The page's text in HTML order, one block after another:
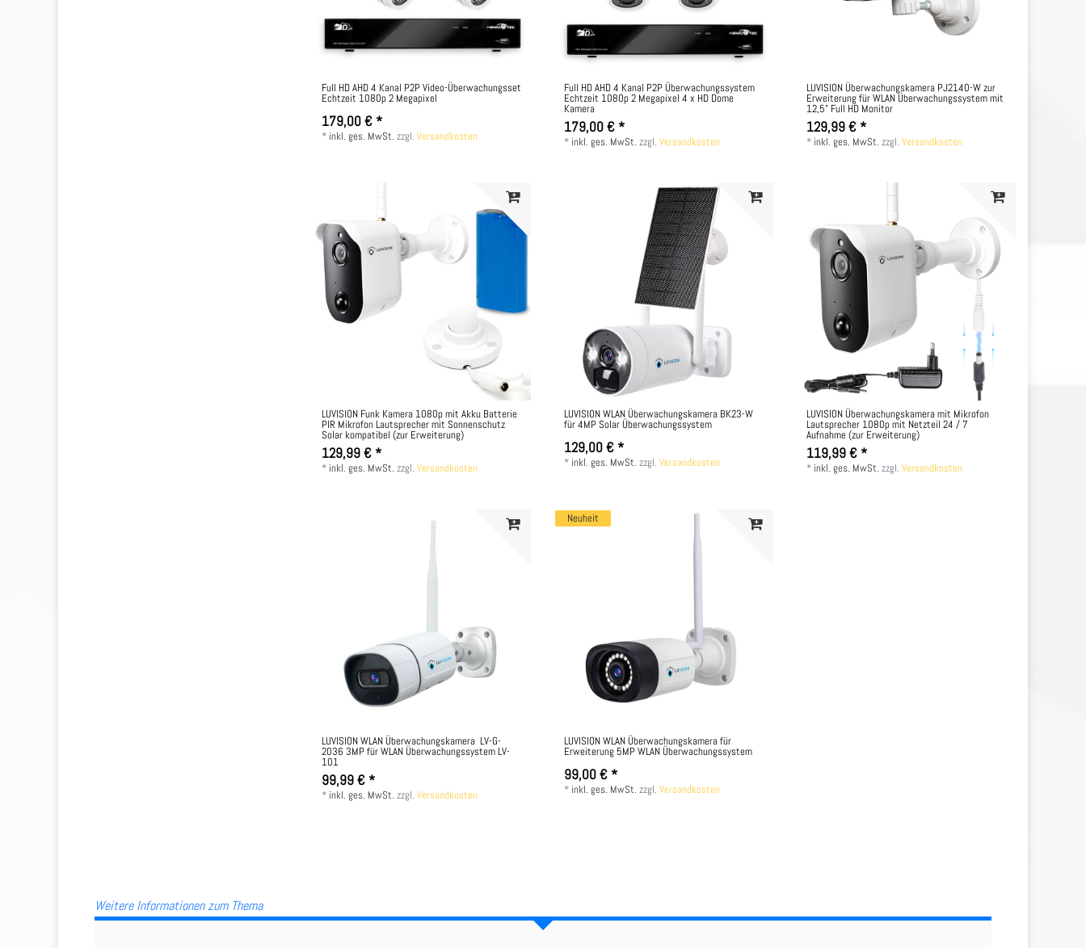
Full HD AHD 4 Kanal P2P Video-Überwachungsset
Echtzeit 1080p 2 Megapixel
179,00 € *
* inkl. ges. MwSt. zzgl.Versandkosten
Full HD AHD 4 Kanal P2P Überwachungssystem
Echtzeit 1080p 2 Megapixel 4 x HD Dome
Kamera
179,00 € *
* inkl. ges. MwSt. zzgl.Versandkosten
LUVISION Überwachungskamera PJ2140-W zur
Erweiterung für WLAN Überwachungssystem mit
12,5" Full HD Monitor
129,99 € *
* inkl. ges. MwSt. zzgl.Versandkosten
LUVISION Funk Kamera 1080p mit Akku Batterie
PIR Mikrofon Lautsprecher mit Sonnenschutz
Solar kompatibel (zur Erweiterung)
129,99 € *
* inkl. ges. MwSt. zzgl.Versandkosten
LUVISION WLAN Überwachungskamera BK23-W
für 4MP Solar Überwachungssystem
129,00 € *
* inkl. ges. MwSt. zzgl.Versandkosten
LUVISION Überwachungskamera mit Mikrofon
Lautsprecher 1080p mit Netzteil 24 / 7
Aufnahme (zur Erweiterung)
119,99 € *
* inkl. ges. MwSt. zzgl.Versandkosten
LUVISION WLAN Überwachungskamera LV-G-
2036 3MP für WLAN Überwachungssystem LV-
101
99,99 € *
* inkl. ges. MwSt. zzgl.Versandkosten
Neuheit
LUVISION WLAN Überwachungskamera für
Erweiterung 5MP WLAN Überwachungssystem
99,00 € *
* inkl. ges. MwSt. zzgl.Versandkosten